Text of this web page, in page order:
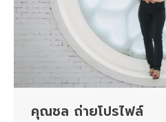
คุณชล ถ่ายโปรไฟล์